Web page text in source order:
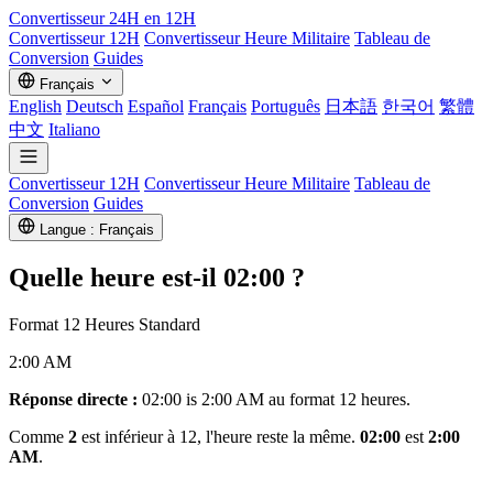
Convertisseur 24H en 12H
Convertisseur 12H Convertisseur Heure Militaire Tableau de
Conversion Guides
Français
English Deutsch Español Français Português 日本語 한국어 繁體
中文 Italiano
Convertisseur 12H Convertisseur Heure Militaire Tableau de
Conversion Guides
Langue : Français
Quelle heure est-il 02:00 ?
Format 12 Heures Standard
2:00 AM
Réponse directe : 02:00 is 2:00 AM au format 12 heures.
Comme 2 est inférieur à 12, l'heure reste la même. 02:00 est 2:00
AM.